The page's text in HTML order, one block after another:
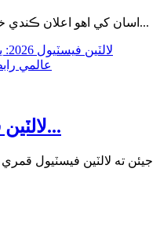
اسان کي اهو اعلان ڪندي خوشي ٿي رهي آهي ته اسان پي...
لالٽين فيسٽيول 2026: يونک...
جيئن ته لالٽين فيسٽيول